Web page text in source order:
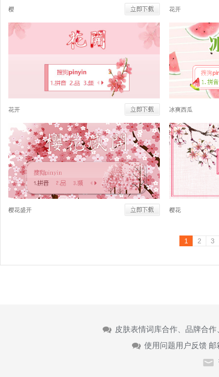
樱 花开
花开 冰爽西瓜
樱花盛开 樱花
1 2 3
皮肤表情词库合作、品牌合
使用问题用户反馈 邮